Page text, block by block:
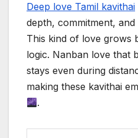
Deep love Tamil kavithai
depth, commitment,
This kind of love grows
logic. Nanban love that
stays even during
making these kavithai
.